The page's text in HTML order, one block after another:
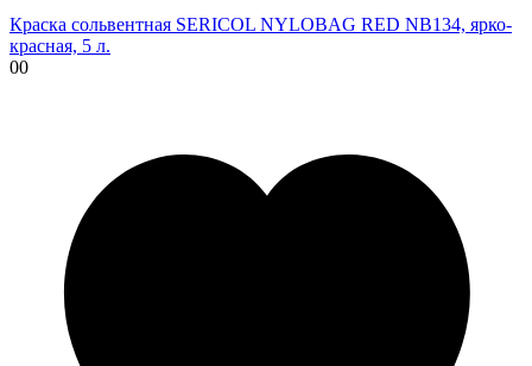
Краска сольвентная SERICOL NYLOBAG RED NB134, ярко-
красная, 5 л.
00